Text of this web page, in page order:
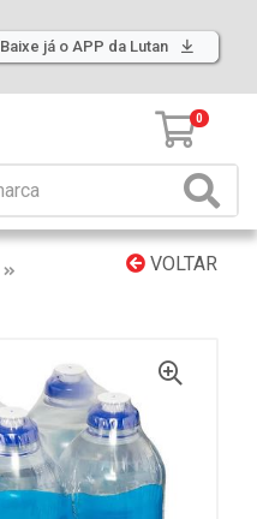
Baixe já o APP da Lutan
0
VOLTAR